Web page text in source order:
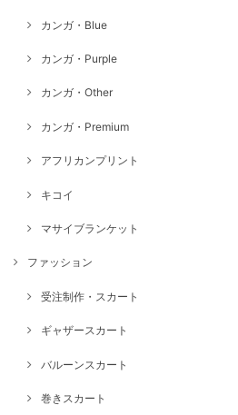
カンガ・Blue
カンガ・Purple
カンガ・Other
カンガ・Premium
アフリカンプリント
キコイ
マサイブランケット
ファッション
受注制作・スカート
ギャザースカート
バルーンスカート
巻きスカート